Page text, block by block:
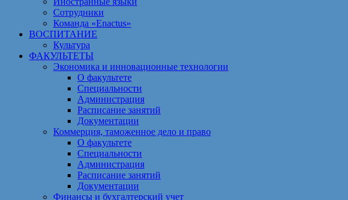
Сотрудники
Команда «Enactus»
ВОСПИТАНИЕ
Культура
ФАКУЛЬТЕТЫ
Экономика и инновационные технологии
О факультете
Специальности
Администрация
Расписание занятий
Документации
Коммерция, таможенное дело и право
О факультете
Специальности
Администрация
Расписание занятий
Документации
Финансы и бухгалтерский учет